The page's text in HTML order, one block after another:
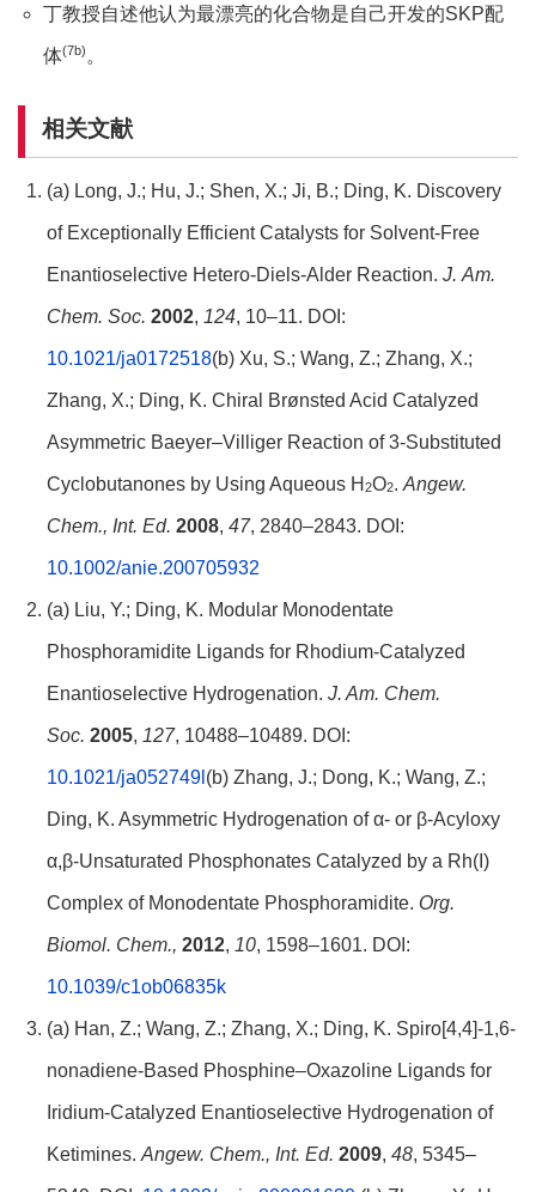
丁教授自述他认为最漂亮的化合物是自己开发的SKP配
体(7b) 。
相关文献
(a) Long, J.; Hu, J.; Shen, X.; Ji, B.; Ding, K. Discovery
of Exceptionally Efficient Catalysts for Solvent-Free
Enantioselective Hetero-Diels-Alder Reaction. J. Am.
Chem. Soc. 2002, 124, 10–11. DOI:
10.1021/ja0172518(b) Xu, S.; Wang, Z.; Zhang, X.;
Zhang, X.; Ding, K. Chiral Brønsted Acid Catalyzed
Asymmetric Baeyer–Villiger Reaction of 3‐Substituted
Cyclobutanones by Using Aqueous H 2O2. Angew.
Chem., Int. Ed. 2008, 47, 2840–2843. DOI:
10.1002/anie.200705932
(a) Liu, Y.; Ding, K. Modular Monodentate
Phosphoramidite Ligands for Rhodium-Catalyzed
Enantioselective Hydrogenation. J. Am. Chem.
Soc. 2005, 127, 10488–10489. DOI:
10.1021/ja052749l (b) Zhang, J.; Dong, K.; Wang, Z.;
Ding, K. Asymmetric Hydrogenation of α- or β-Acyloxy
α,β-Unsaturated Phosphonates Catalyzed by a Rh(I)
Complex of Monodentate Phosphoramidite. Org.
Biomol. Chem., 2012, 10, 1598–1601. DOI:
10.1039/c1ob06835k
(a) Han, Z.; Wang, Z.; Zhang, X.; Ding, K. Spiro[4,4]‐1,6‐
nonadiene‐Based Phosphine–Oxazoline Ligands for
Iridium‐Catalyzed Enantioselective Hydrogenation of
Ketimines. Angew. Chem., Int. Ed. 2009, 48, 5345–